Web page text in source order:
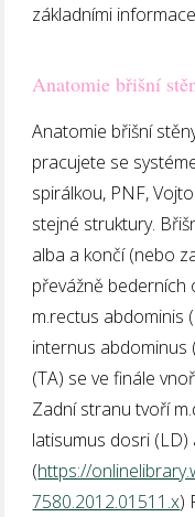
základními
Anatomie břišní
Anatomie břišní
pracujete se
spirálkou, PNF,
stejné struktury.
alba a končí (nebo
převážně bederních
m.rectus abdominis
internus abdominus
(TA) se ve finále
Zadní stranu tvoří
latisumus dosri (LD)
(https://
7580.2012.01511.x)